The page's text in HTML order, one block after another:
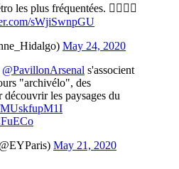
les plus fréquentées. 🚴‍♀️🚴‍♂️
sWjiSwnpGU
May 24, 2020
@PavillonArsenal s'associent
"archivélo", des
les paysages du
May 21, 2020